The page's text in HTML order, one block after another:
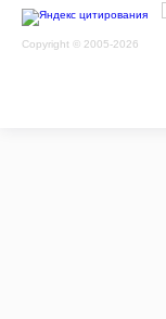
Copyright © 2005-2026